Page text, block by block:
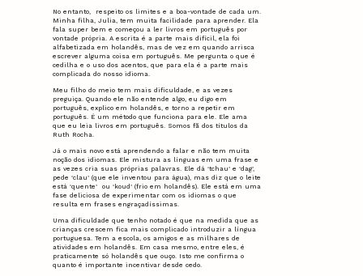
No entanto, respeito os limites e a boa-vontade de cada um.
Minha filha, Julia, tem muita facilidade para aprender. Ela
fala super bem e começou a ler livros em português por
vontade própria. A escrita é a parte mais difícil, ela foi
alfabetizada em holandês, mas de vez em quando arrisca
escrever alguma coisa em português. Me pergunta o que é
cedilha e o uso dos acentos, que para ela é a parte mais
complicada do nosso idioma.
Meu filho do meio tem mais dificuldade, e as vezes
preguiça. Quando ele não entende algo, eu digo em
português, explico em holandês, e torno a repetir em
português. É um método que funciona para ele. Ele ama
que eu leia livros em português. Somos fã dos títulos da
Ruth Rocha.
Já o mais novo está aprendendo a falar e não tem muita
noção dos idiomas. Ele mistura as línguas em uma frase e
as vezes cria suas próprias palavras. Ele dá ‘tchau’ e ‘dag’,
pede ‘clau’ (que ele inventou para água), mas diz que o leite
está ‘quente’ ou ‘koud’ (frio em holandês). Ele está em uma
fase deliciosa de experimentar com os idiomas o que
resulta em frases engraçadíssimas.
Uma dificuldade que tenho notado é que na medida que as
crianças crescem fica mais complicado introduzir a língua
portuguesa. Tem a escola, os amigos e as milhares de
atividades em holandês. Em casa mesmo, entre eles, é
praticamente só holandês que ouço. Isto me confirma o
quanto é importante incentivar desde cedo.